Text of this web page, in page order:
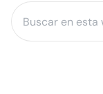
Sidebar
Buscar en esta web